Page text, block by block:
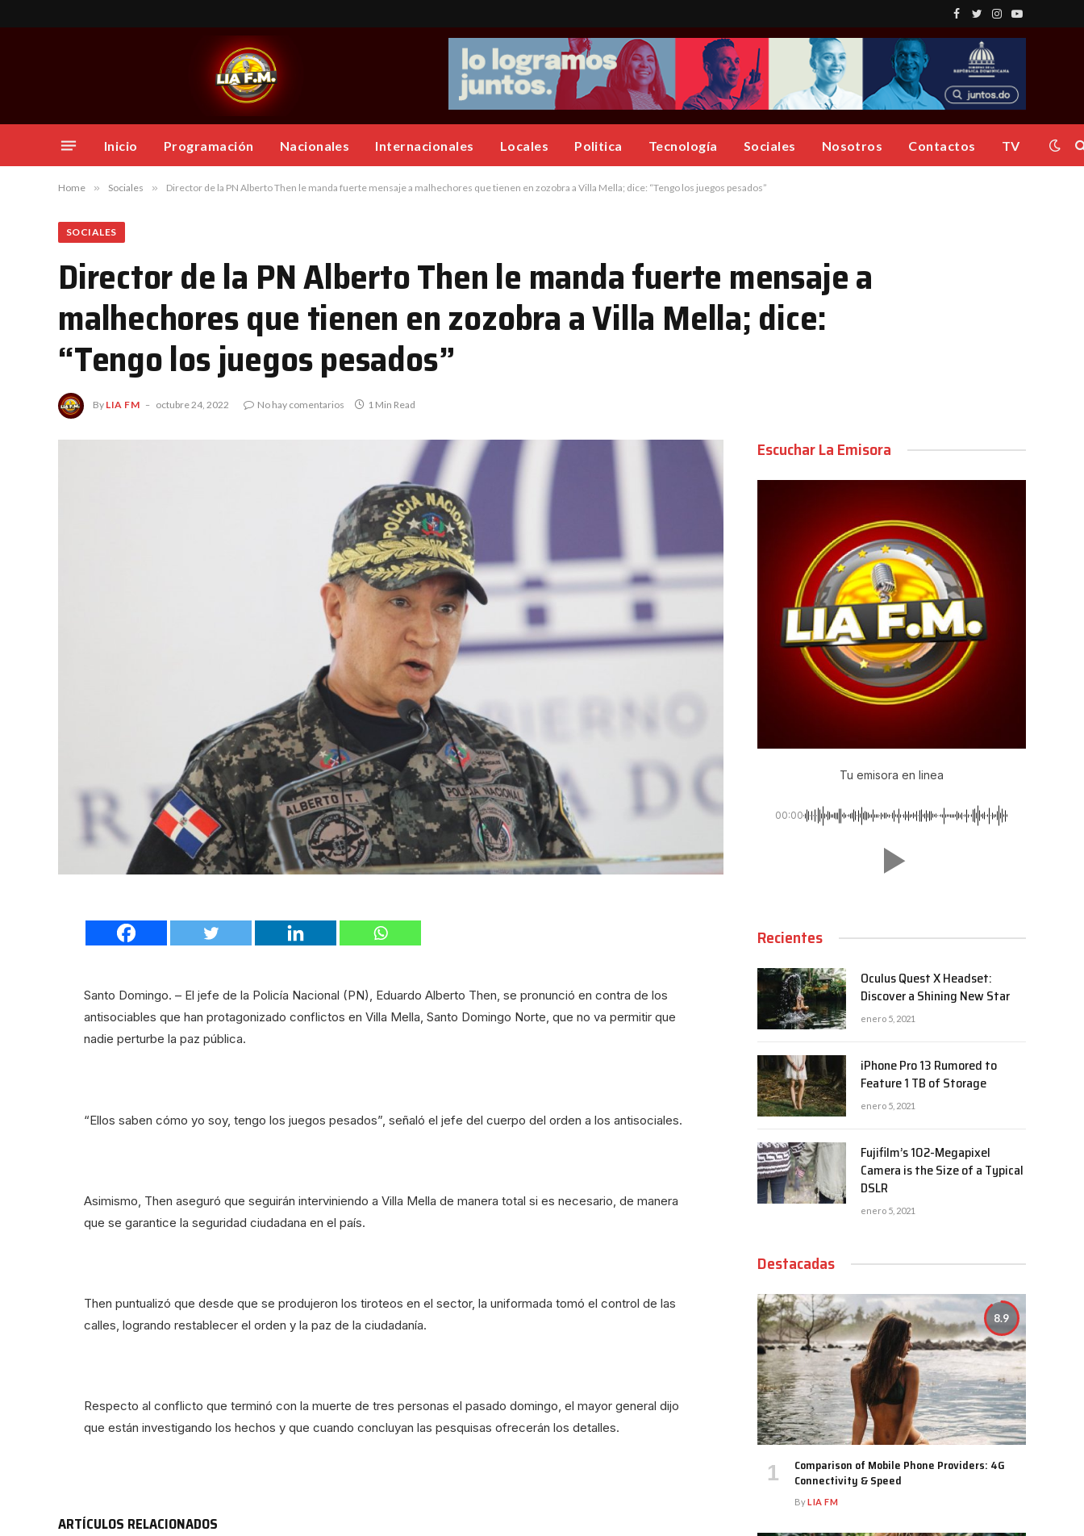
Facebook
TwitterInstagram
YouTube
Inicio Programación Nacionales Internacionales Locales Politica Tecnología Sociales Nosotros Contactos TV
Home » Sociales » Director de la PN Alberto Then le manda fuerte mensaje a malhechores que tienen en zozobra a Villa Mella; dice: “Tengo los juegos pesados”
SOCIALES
Director de la PN Alberto Then le manda fuerte mensaje a
malhechores que tienen en zozobra a Villa Mella; dice:
“Tengo los juegos pesados”
By LIA FM octubre 24, 2022 No hay comentarios 1 Min Read
Santo Domingo. – El jefe de la Policía Nacional (PN), Eduardo Alberto Then, se pronunció en contra de los
antisociables que han protagonizado conflictos en Villa Mella, Santo Domingo Norte, que no va permitir que
nadie perturbe la paz pública.
“Ellos saben cómo yo soy, tengo los juegos pesados”, señaló el jefe del cuerpo del orden a los antisociales.
Asimismo, Then aseguró que seguirán interviniendo a Villa Mella de manera total si es necesario, de manera
que se garantice la seguridad ciudadana en el país.
Then puntualizó que desde que se produjeron los tiroteos en el sector, la uniformada tomó el control de las
calles, logrando restablecer el orden y la paz de la ciudadanía.
Respecto al conflicto que terminó con la muerte de tres personas el pasado domingo, el mayor general dijo
que están investigando los hechos y que cuando concluyan las pesquisas ofrecerán los detalles.
ARTÍCULOS RELACIONADOS
Escuchar La Emisora
Tu emisora en linea
00:00
Recientes
Oculus Quest X Headset:
Discover a Shining New Star
enero 5, 2021
iPhone Pro 13 Rumored to
Feature 1 TB of Storage
enero 5, 2021
Fujifilm’s 102-Megapixel
Camera is the Size of a Typical
DSLR
enero 5, 2021
Destacadas
8.9
Comparison of Mobile Phone Providers: 4G
Connectivity & Speed
ByLIA FM